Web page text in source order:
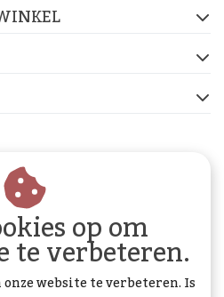
om op de hoogte te
op om
te verbeteren.
website te verbeteren. Is